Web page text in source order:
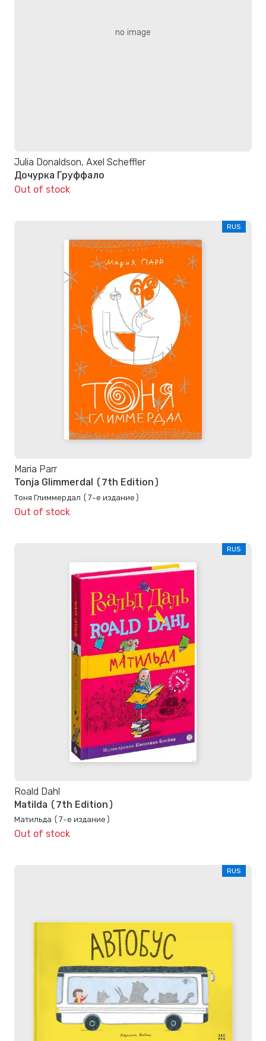
no image
Julia Donaldson, Axel Scheffler
Дочурка Груффало
Out of stock
RUS
Maria Parr
Tonja Glimmerdal (7th Edition)
Тоня Глиммердал (7-е издание)
Out of stock
RUS
Roald Dahl
Matilda (7th Edition)
Матильда (7-е издание)
Out of stock
RUS